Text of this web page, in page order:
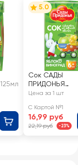
125мл
5.0
Сок САДЫ
ПРИДОНЬЯ
Яблоко,
месяцев
Цена за 1 шт
С Картой №1
16,99 руб
22,19 руб -23%